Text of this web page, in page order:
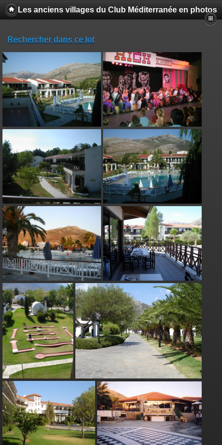
Les anciens villages du Club Méditerranée en photos
Rechercher dans ce lot